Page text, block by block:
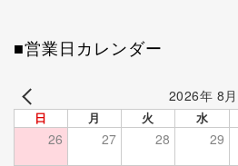
■営業日カレンダー
2026年 8月
日 月 火 水
26 27 28 29